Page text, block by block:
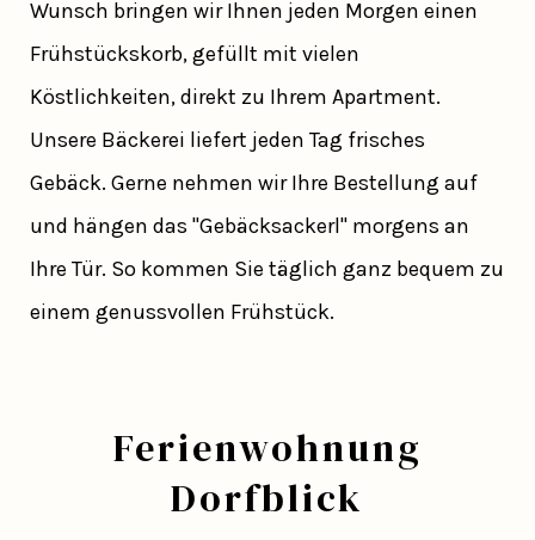
Wunsch bringen wir Ihnen jeden Morgen einen
Frühstückskorb, gefüllt mit vielen
Köstlichkeiten, direkt zu Ihrem Apartment.
Unsere Bäckerei liefert jeden Tag frisches
Gebäck. Gerne nehmen wir Ihre Bestellung auf
und hängen das "Gebäcksackerl" morgens an
Ihre Tür. So kommen Sie täglich ganz bequem zu
einem genussvollen Frühstück.
Ferienwohnung
Dorfblick